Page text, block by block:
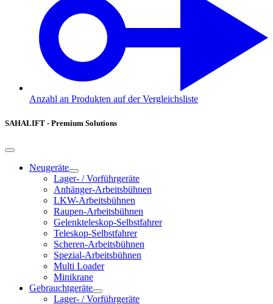
Anzahl an Produkten auf der Vergleichsliste
SAHALIFT - Premium Solutions
Neugeräte
Lager- / Vorführgeräte
Anhänger-Arbeitsbühnen
LKW-Arbeitsbühnen
Raupen-Arbeitsbühnen
Gelenkteleskop-Selbstfahrer
Teleskop-Selbstfahrer
Scheren-Arbeitsbühnen
Spezial-Arbeitsbühnen
Multi Loader
Minikrane
Gebrauchtgeräte
Lager- / Vorführgeräte